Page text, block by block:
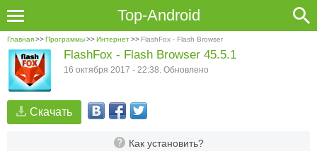
Top-Android
Главная>>Программы>>Интернет>> FlashFox - Flash Browser
Скачать
Как установить?
FlashFox - Flash Browser 45.5.1
16 октября 2017 - 22:38. Обновлено